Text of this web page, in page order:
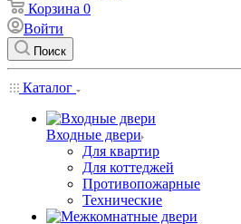
Корзина 0
Войти
Поиск
Каталог
Входные двери
Для квартир
Для коттеджей
Противопожарные
Технические